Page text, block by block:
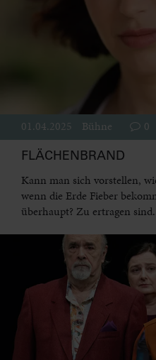
01.04.2025 Bühne 0
FLÄCHENBRAND
Kann man sich vorstellen,
wenn die Erde Fieber
überhaupt? Zu ertragen